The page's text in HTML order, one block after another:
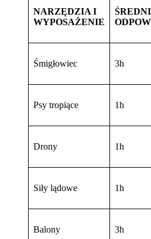
NARZĘDZIA I
WYPOSAŻENIE
Śmigłowiec 3h
Psy tropiące 1h
Drony 1h
Siły lądowe 1h
Balony 3h